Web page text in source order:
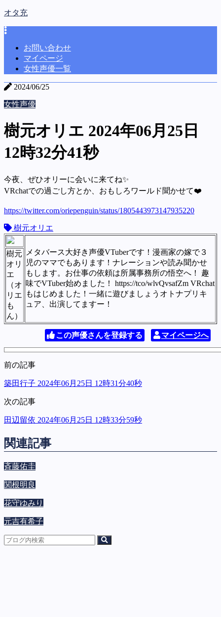
オタ充
お問い合わせ
マイページ
女性声優一覧
2024/06/25
女性声優
樹元オリエ 2024年06月25日
12時32分41秒
今夜、ぜひオリーに会いに来てね✨
VRchatでの過ごし方とか、おもしろワールド聞かせて❤️
https://twitter.com/oriepenguin/status/1805443973147935220
樹元オリエ
メタバース大好き声優VTuberです！漫画家の嫁で３
児のママでもあります！ナレーションや読み聞かせ
もします。お仕事の依頼は所属事務所の悟空へ！ 趣
味でVTuber始めました！ https://tco/wlvQvsafZm VRchat
もはじめました！一緒に遊びましょうオトナプリキ
ュア、出演してますー！
樹元
オリ
エ
（オ
リエ
も
ん）
この声優さんを登録する マイページへ
前の記事
築田行子 2024年06月25日 12時31分40秒
次の記事
田辺留依 2024年06月25日 12時33分59秒
関連記事
斉藤佑圭
関根明良
花守ゆみり
元吉有希子